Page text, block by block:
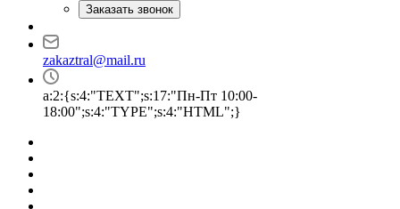
Заказать звонок
zakaztral@mail.ru
a:2:{s:4:"TEXT";s:17:"Пн-Пт 10:00-
18:00";s:4:"TYPE";s:4:"HTML";}